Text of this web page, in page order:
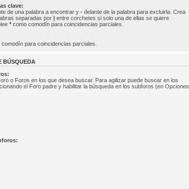
clave:
de una palabra a encontrar y - delante de la palabra para excluirla. Crea
separadas por | entre corchetes si solo una de ellas se quiere
* como comodín para coincidencias parciales.
comodín para coincidencias parciales.
BÚSQUEDA
o Foros en los que desea buscar. Para agilizar puede buscar en los
el Foro padre y habilitar la búsqueda en los subforos (en Opciones